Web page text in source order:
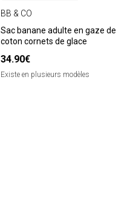
BB & CO
Sac banane adulte en gaze de
coton cornets de glace
34.90€
Existe en plusieurs modèles